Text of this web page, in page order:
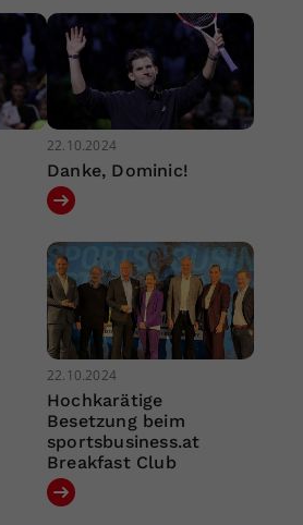
22.10.2024
Danke, Dominic!
22.10.2024
Hochkarätige
Besetzung beim
sportsbusiness.at
Breakfast Club